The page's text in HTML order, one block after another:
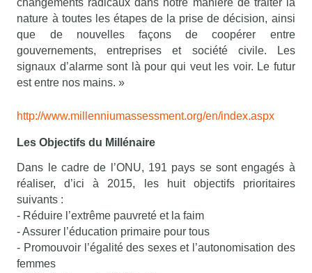
changements radicaux dans notre manière de traiter la
nature à toutes les étapes de la prise de décision, ainsi
que de nouvelles façons de coopérer entre
gouvernements, entreprises et société civile. Les
signaux d’alarme sont là pour qui veut les voir. Le futur
est entre nos mains. »
http://www.millenniumassessment.org/en/index.aspx
Les Objectifs du Millénaire
Dans le cadre de l’ONU, 191 pays se sont engagés à
réaliser, d’ici à 2015, les huit objectifs prioritaires
suivants :
- Réduire l’extrême pauvreté et la faim
- Assurer l’éducation primaire pour tous
- Promouvoir l’égalité des sexes et l’autonomisation des
femmes